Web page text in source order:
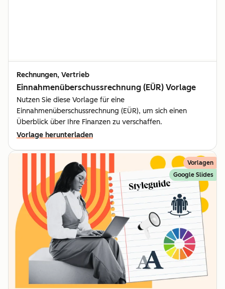
Rechnungen, Vertrieb
Einnahmenüberschussrechnung (EÜR) Vorlage
Nutzen Sie diese Vorlage für eine
Einnahmenüberschussrechnung (EÜR), um sich einen
Überblick über Ihre Finanzen zu verschaffen.
Vorlage herunterladen
Vorlagen
Google Slides